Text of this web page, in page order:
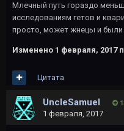
Млечный путь гораздо
исследованиям гетов и
просто, может жнецы и
Изменено 1 февраля, 2017
Цитата
UncleSamuel
1 февраля, 2017